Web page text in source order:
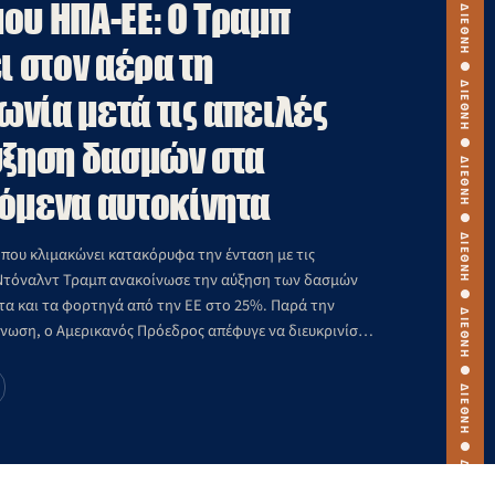
ΗΠΑ-ΕΕ: Ο Τραμπ
στον αέρα τη
μετά τις απειλές
δασμών στα
αυτοκίνητα
κλιμακώνει κατακόρυφα την ένταση με τις
Τραμπ ανακοίνωσε την αύξηση των δασμών
και τα φορτηγά από την ΕΕ στο 25%. Παρά την
ο Αμερικανός Πρόεδρος απέφυγε να διευκρινίσει